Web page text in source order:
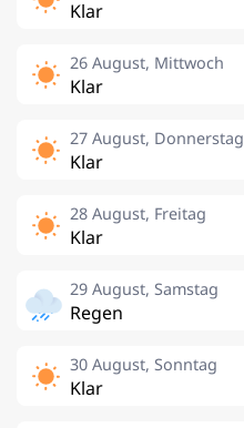
Klar
26 August, Mittwoch
Klar
27 August, Donnerstag
Klar
28 August, Freitag
Klar
29 August, Samstag
Regen
30 August, Sonntag
Klar